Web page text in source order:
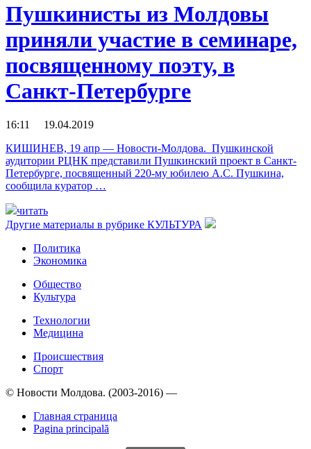
Пушкинисты из Молдовы
приняли участие в семинаре,
посвященному поэту, в
Санкт-Петербурге
16:11 19.04.2019
КИШИНЕВ, 19 апр — Новости-Молдова. Пушкинской
аудитории РЦНК представили Пушкинский проект в Санкт-
Петербурге, посвященный 220-му юбилею А.С. Пушкина,
сообщила куратор …
читать
Другие материалы в рубрике КУЛЬТУРА
Политика
Экономика
Общество
Культура
Технологии
Медицина
Происшествия
Спорт
© Новости Молдова. (2003-2016) —
Главная страница
Pagina principală